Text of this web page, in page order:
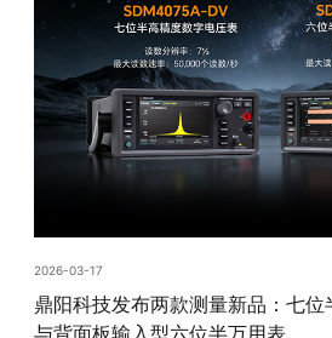
2026-03-17
鼎阳科技发布两款测量新品：七
与背面板输入型六位半万用表